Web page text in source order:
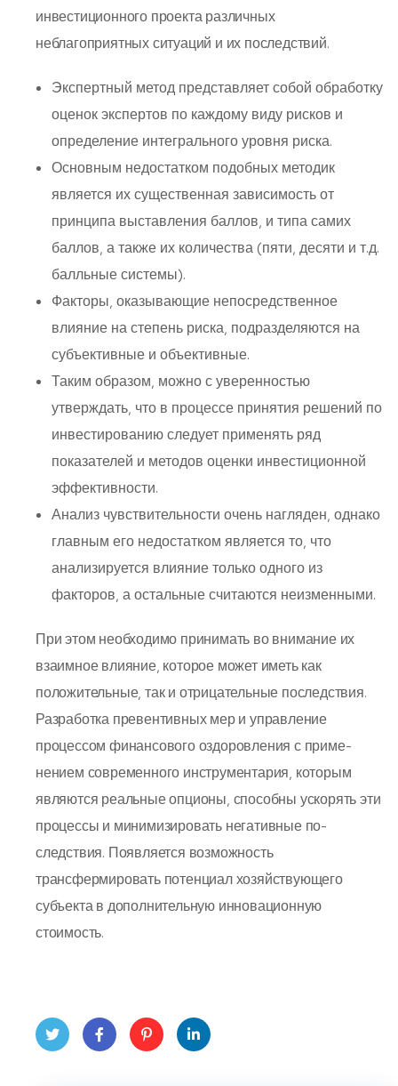
инвестиционного проекта различных
неблагоприятных ситуаций и их последствий.
Экспертный метод представляет собой обработку
оценок экспертов по каждому виду рисков и
определение интегрального уровня риска.
Основным недостатком подобных методик
является их существенная зависимость от
принципа выставления баллов, и типа самих
баллов, а также их количества (пяти, десяти и т.д.
балльные системы).
Факторы, оказывающие непосредственное
влияние на степень риска, подразделяются на
субъективные и объективные.
Таким образом, можно с уверенностью
утверждать, что в процессе принятия решений по
инвестированию следует применять ряд
показателей и методов оценки инвестиционной
эффективности.
Анализ чувствительности очень нагляден, однако
главным его недостатком является то, что
анализируется влияние только одного из
факторов, а остальные считаются неизменными.
При этом необходимо прини­мать во внимание их
взаимное влияние, которое может иметь как
положительные, так и отрица­тельные последствия.
Разработка превентивных мер и управление
процессом финансового оздоровления с приме­
нением современного инструментария, которым
являются реальные опционы, способны ускорять эти
процессы и минимизировать негативные по­
следствия. Появляется возможность
трансфермировать потенциал хозяйствующего
субъекта в дополнительную инновационную
стоимость.